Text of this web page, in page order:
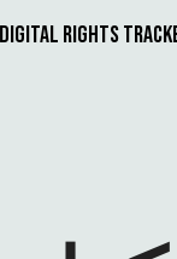
Digital Rights